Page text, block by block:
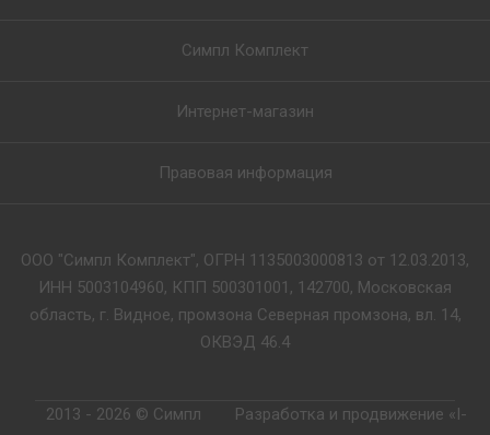
Симпл Комплект
Интернет-магазин
Правовая информация
ООО "Симпл Комплект", ОГРН 1135003000813 от 12.03.2013,
ИНН 5003104960, КПП 500301001, 142700, Московская
область, г. Видное, промзона Северная промзона, вл. 14,
ОКВЭД 46.4
2013 - 2026 © Симпл
Разработка и продвижение «I-